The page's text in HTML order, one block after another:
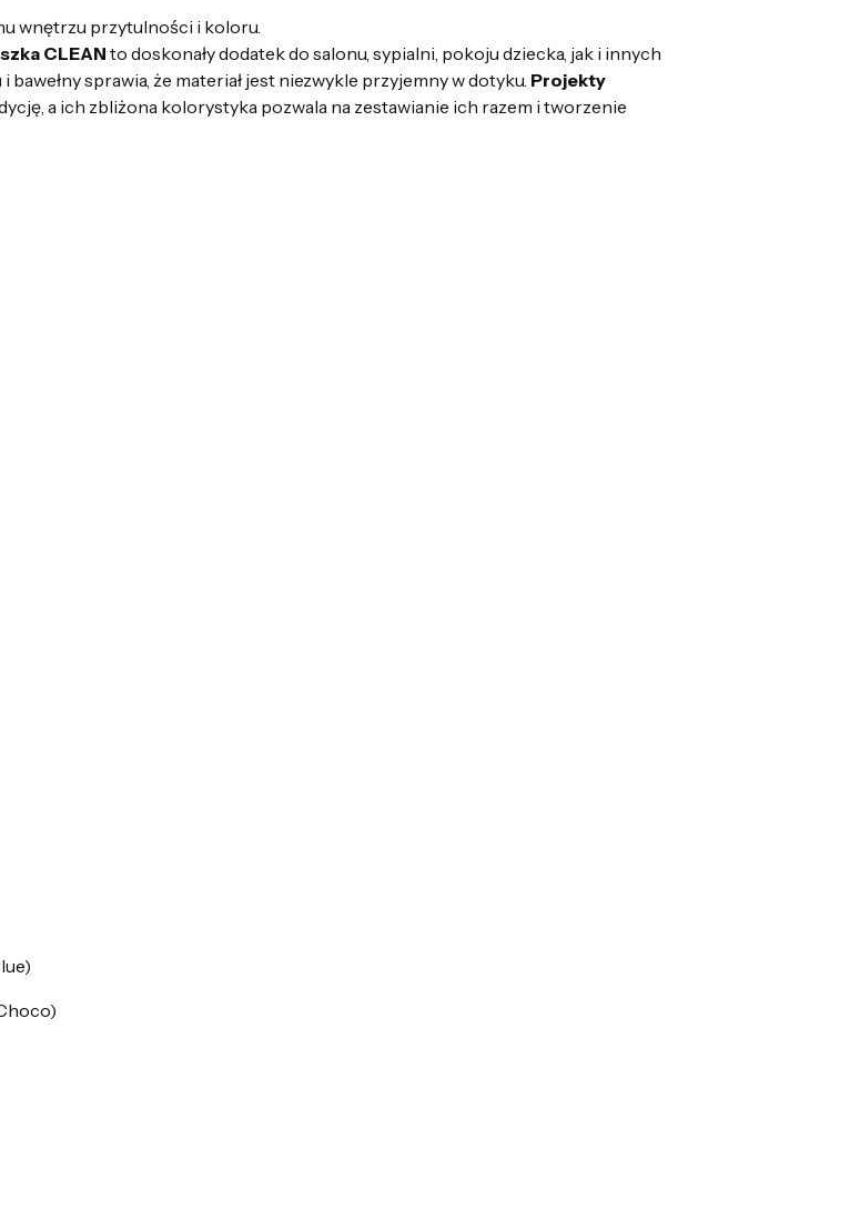
wnętrzu przytulności i koloru.
CLEAN to doskonały dodatek do salonu, sypialni, pokoju dziecka, jak i innych
sprawia, że materiał jest niezwykle przyjemny w dotyku. Projekty
a ich zbliżona kolorystyka pozwala na zestawianie ich razem i tworzenie